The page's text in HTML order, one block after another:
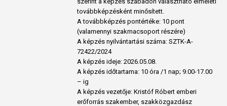
továbbképzésként minősített.
A továbbképzés pontértéke: 10 pont
(valamennyi szakmacsoport részére)
A képzés nyilvántartási száma: SZTK-A-
72422/2024
A képzés ideje: 2026.05.08.
A képzés időtartama: 10 óra /1 nap; 9.00-17.00
– ig
A képzés vezetője: Kristóf Róbert emberi
erőforrás szakember, szakközgazdász